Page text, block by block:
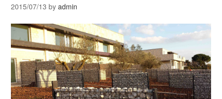
2015/07/13 byadmin